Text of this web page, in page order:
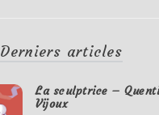
Derniers articles
La sculptrice –
Vijoux